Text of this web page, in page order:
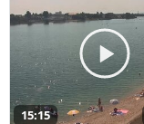
15:15